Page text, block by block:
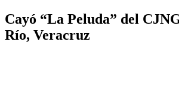
Cayó “La Peluda” del
Río, Veracruz